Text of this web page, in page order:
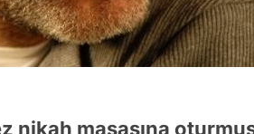
nikah masasına